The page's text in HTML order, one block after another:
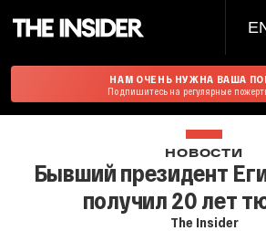
НАМ ОЧЕНЬ НУЖНА ВАША
Подпишитесь на регулярные
НОВОСТИ
Бывший президент
получил 20 лет
The Insider